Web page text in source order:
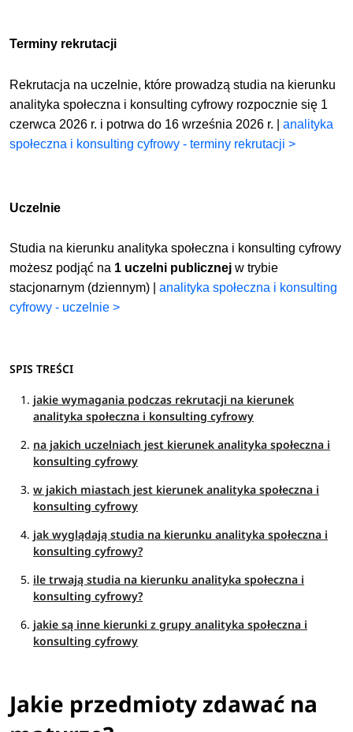
Terminy rekrutacji
Rekrutacja na uczelnie, które prowadzą studia na kierunku
analityka społeczna i konsulting cyfrowy rozpocznie się 1
czerwca 2026 r. i potrwa do 16 września 2026 r. |analityka
społeczna i konsulting cyfrowy - terminy rekrutacji >
Uczelnie
Studia na kierunku analityka społeczna i konsulting cyfrowy
możesz podjąć na 1 uczelni publicznej w trybie
stacjonarnym (dziennym) |analityka społeczna i konsulting
cyfrowy - uczelnie >
SPIS TREŚCI
jakie wymagania podczas rekrutacji na kierunek
analityka społeczna i konsulting cyfrowy
na jakich uczelniach jest kierunek analityka społeczna i
konsulting cyfrowy
w jakich miastach jest kierunek analityka społeczna i
konsulting cyfrowy
jak wyglądają studia na kierunku analityka społeczna i
konsulting cyfrowy?
ile trwają studia na kierunku analityka społeczna i
konsulting cyfrowy?
jakie są inne kierunki z grupy analityka społeczna i
konsulting cyfrowy
Jakie przedmioty zdawać na